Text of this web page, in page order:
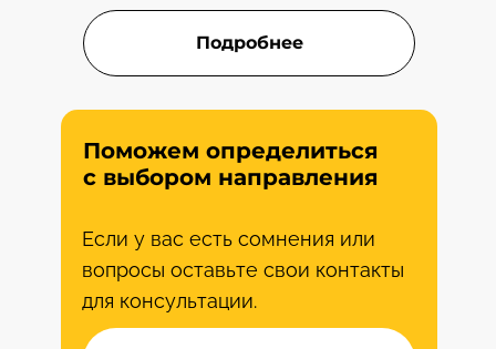
Подробнее
Поможем определиться
с выбором направления
Если у вас есть сомнения или
вопросы оставьте свои контакты
для консультации.